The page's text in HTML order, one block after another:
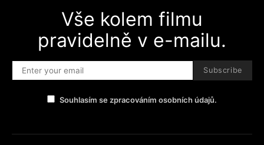
Vše kolem filmu
pravidelně v e-mailu.
Subscribe
Souhlasím se zpracováním osobních údajů.